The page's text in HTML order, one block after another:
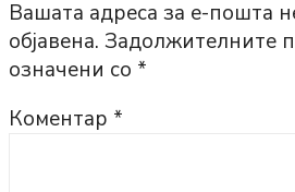
Вашата адреса за е-пошта
објавена. Задолжителните
означени со *
Коментар *